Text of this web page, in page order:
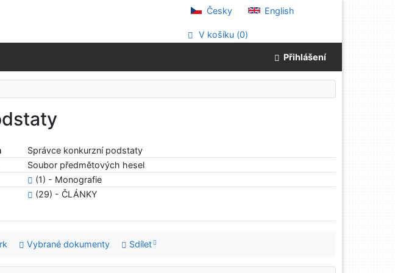
Česky English
V košíku (0)
Přihlášení
Správce konkurzní podstaty
Soubor předmětových hesel
(1) - Monografie
(29) - ČLÁNKY
Vybrané dokumenty Sdílet